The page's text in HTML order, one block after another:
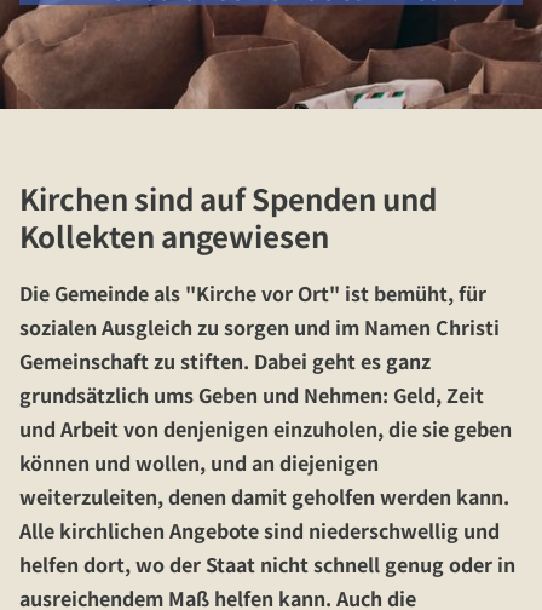
Kirchen sind auf Spenden und
Kollekten angewiesen
Die Gemeinde als "Kirche vor Ort" ist bemüht, für
sozialen Ausgleich zu sorgen und im Namen Christi
Gemeinschaft zu stiften. Dabei geht es ganz
grundsätzlich ums Geben und Nehmen: Geld, Zeit
und Arbeit von denjenigen einzuholen, die sie geben
können und wollen, und an diejenigen
weiterzuleiten, denen damit geholfen werden kann.
Alle kirchlichen Angebote sind niederschwellig und
helfen dort, wo der Staat nicht schnell genug oder in
ausreichendem Maß helfen kann. Auch die